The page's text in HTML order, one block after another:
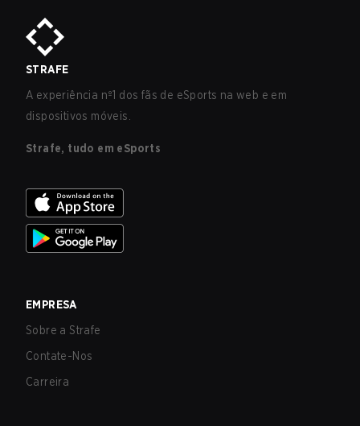
STRAFE
A experiência nº1 dos fãs de eSports na web e em
dispositivos móveis.
Strafe, tudo em eSports
EMPRESA
Sobre a Strafe
Contate-Nos
Carreira